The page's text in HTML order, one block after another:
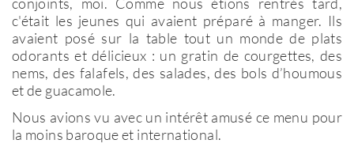
c'était les jeunes qui avaient préparé à manger. Ils
avaient posé sur la table tout un monde de plats
odorants et délicieux : un gratin de courgettes, des
nems, des falafels, des salades, des bols d’houmous
et de guacamole.
Nous avions vu avec un intérêt amusé ce menu pour
la moins baroque et international.